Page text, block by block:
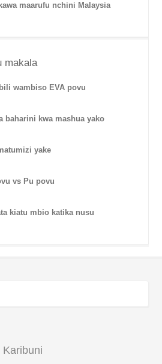
maarufu nchini Malaysia
makala
wambiso EVA povu
baharini kwa mashua yako
yake
vs Pu povu
kiatu mbio katika nusu